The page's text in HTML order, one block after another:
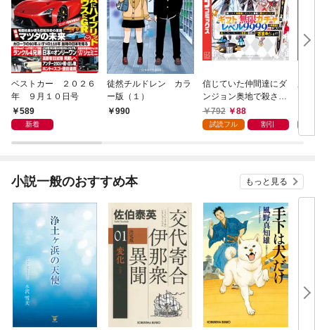
ベストカー ２０２６
年 ９月１０日号
589
新着
徒然チルドレン カラ
ー版（１）
990
信じていた仲間達にダ
ンジョン奥地で殺され
かけたがギフト『無限
ガチャ』でレベル９９
『ざまぁ！』します！
792 88
試読フル 割引
小説一般のおすすめ本 もっと見る